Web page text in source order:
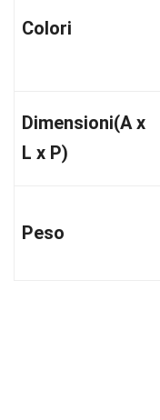
Colori
Dimensioni(A x
L x P)
Peso